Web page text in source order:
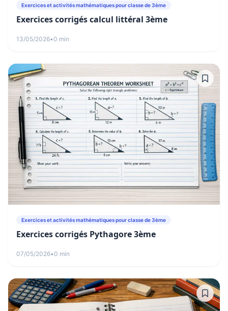
Exercices et activités mathématiques pour classe de 3ème
Exercices corrigés calcul littéral 3ème
13/05/2026•0 min
Exercices et activités mathématiques pour classe de 3ème
Exercices corrigés Pythagore 3ème
07/05/2026•0 min